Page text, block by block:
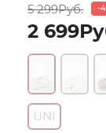
5 299Руб. -
2
UNI